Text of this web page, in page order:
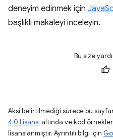
deneyim edinmek için
başlıklı makaleyi inceleyin.
Bu size
Aksi belirtilmediği sürece bu
4.0 Lisansı altında ve kod
lisanslanmıştır. Ayrıntılı bilgi için